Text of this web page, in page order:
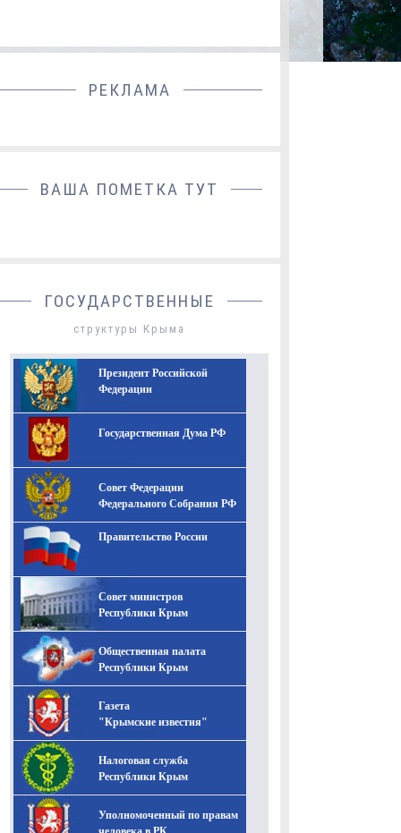
РЕКЛАМА
ВАША ПОМЕТКА ТУТ
ГОСУДАРСТВЕННЫЕ
структуры Крыма
Президент Российской
Федерации
Государственная Дума РФ
Совет Федерации
Федерального Собрания РФ
Правительство России
Совет министров
Республики Крым
Общественная палата
Республики Крым
Газета
"Крымские известия"
Налоговая служба
Республики Крым
Уполномоченный по правам